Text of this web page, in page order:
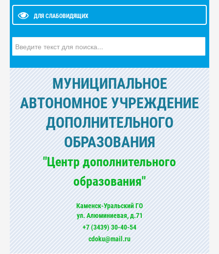
ДЛЯ СЛАБОВИДЯЩИХ
МУНИЦИПАЛЬНОЕ
АВТОНОМНОЕ УЧРЕЖДЕНИЕ
ДОПОЛНИТЕЛЬНОГО
ОБРАЗОВАНИЯ
"Центр дополнительного
образования"
Каменск-Уральский ГО
ул. Алюминиевая, д.71
+7 (3439) 30-40-54
cdoku@mail.ru